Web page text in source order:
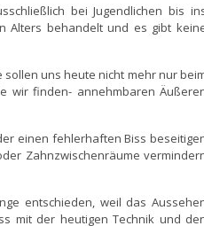
bei Jugendlichen bis
Alters behandelt und es gibt
uns heute nicht mehr nur
wir finden- annehmbaren
einen fehlerhaften Biss
Zahnzwischenräume
entschieden, weil das
mit der heutigen Technik und